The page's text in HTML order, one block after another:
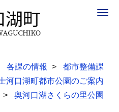
各課の情報
都市整備課
河口湖町都市公園のご案内
奥河口湖さくらの里公園